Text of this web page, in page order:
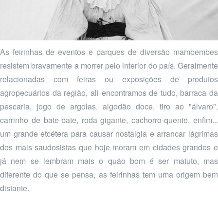
As feirinhas de eventos e parques de diversão mambembes
resistem bravamente a morrer pelo interior do país. Geralmente
relacionadas com feiras ou exposições de produtos
agropecuários da região, ali encontramos de tudo, barraca da
pescaria, jogo de argolas, algodão doce, tiro ao "álvaro",
carrinho de bate-bate, roda gigante, cachorro-quente, enfim...
um grande etcétera para causar nostalgia e arrancar lágrimas
dos mais saudosistas que hoje moram em cidades grandes e
já nem se lembram mais o quão bom é ser matuto, mas
diferente do que se pensa, as feirinhas tem uma origem bem
distante.